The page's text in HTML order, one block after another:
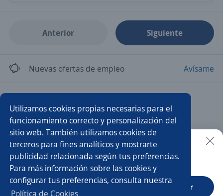
Utilizamos cookies propias necesarias para el
funcionamiento correcto y personalización del
sitio web. También utilizamos cookies de
terceros para fines analíticos y mostrarte
publicidad relacionada según tus preferencias.
Para más información sobre las cookies y
configurar tus preferencias, consulta nuestra
Política de Cookies
Anterior Siguiente
Nuevas ofertas de empleo Avísame
Analista de compras Promotor/a asesor de venta
Asesor/a telefónico Ejecutivo/a de ventas
Asesor/a call center ventas Asesor de ventas
Asesor/a comercial Analista
Buscar es más fácil en la app
CT App Abrir